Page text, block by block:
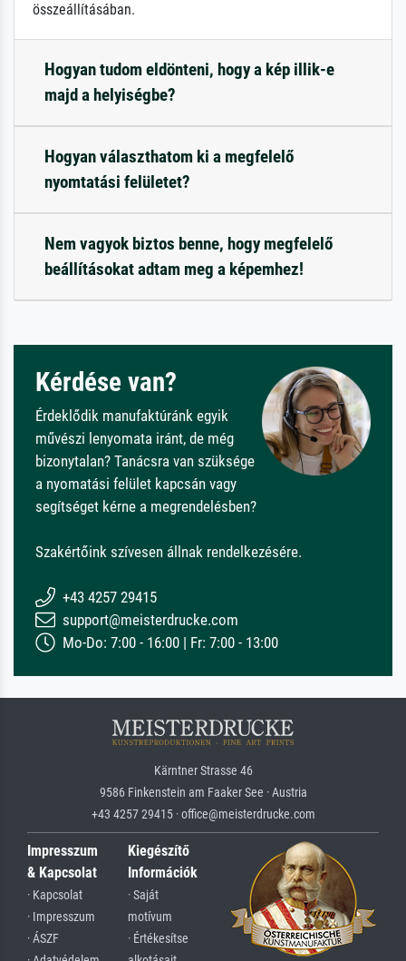
összeállításában.
Hogyan tudom eldönteni, hogy a kép illik-e
majd a helyiségbe?
Hogyan választhatom ki a megfelelő
nyomtatási felületet?
Nem vagyok biztos benne, hogy megfelelő
beállításokat adtam meg a képemhez!
Kérdése van?
Érdeklődik manufaktúránk egyik
művészi lenyomata iránt, de még
bizonytalan? Tanácsra van szüksége
a nyomatási felület kapcsán vagy
segítséget kérne a megrendelésben?
Szakértőink szívesen állnak rendelkezésére.
+43 4257 29415
support@meisterdrucke.com
Mo-Do: 7:00 - 16:00 | Fr: 7:00 - 13:00
Kärntner Strasse 46
9586 Finkenstein am Faaker See · Austria
+43 4257 29415 · office@meisterdrucke.com
Impresszum
& Kapcsolat
· Kapcsolat
· Impresszum
· ÁSZF
Kiegészítő
Információk
· Saját
motívum
· Értékesítse